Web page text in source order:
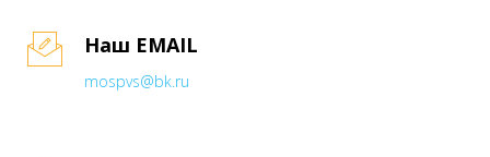
Наш EMAIL
mospvs@bk.ru